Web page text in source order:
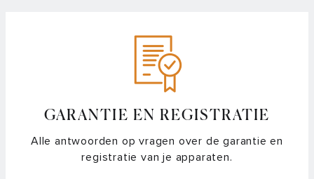
GARANTIE EN REGISTRATIE
Alle antwoorden op vragen over de garantie en
registratie van je apparaten.